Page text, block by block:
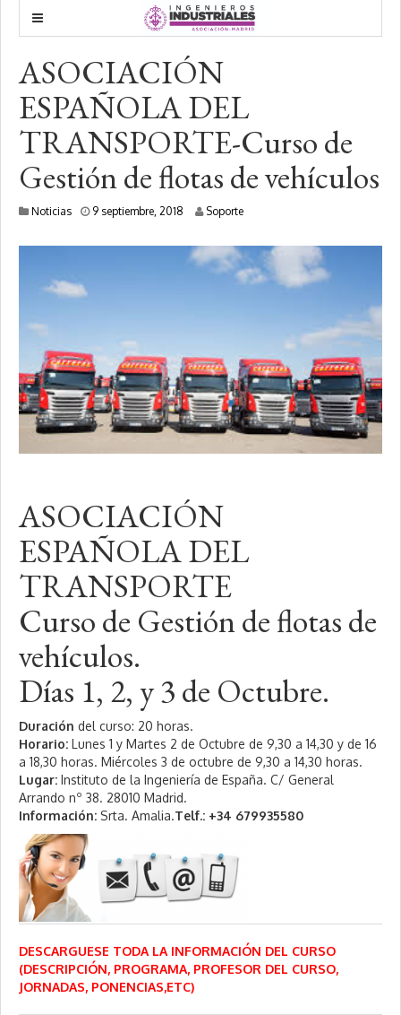
ASOCIACIÓN
ESPAÑOLA DEL
TRANSPORTE-Curso de
Gestión de flotas de vehículos
Noticias 9 septiembre, 2018
0
Soporte
ASOCIACIÓN
ESPAÑOLA DEL
TRANSPORTE
Curso de Gestión de flotas de
vehículos.
Días 1, 2, y 3 de Octubre.
Duración del curso: 20 horas.
Horario: Lunes 1 y Martes 2 de Octubre de 9,30 a 14,30 y de 16
a 18,30 horas. Miércoles 3 de octubre de 9,30 a 14,30 horas.
Lugar: Instituto de la Ingeniería de España. C/ General
Arrando nº 38. 28010 Madrid.
Información: Srta. Amalia.Telf.: +34 679935580
DESCARGUESE TODA LA INFORMACIÓN DEL CURSO
(DESCRIPCIÓN, PROGRAMA, PROFESOR DEL CURSO,
JORNADAS, PONENCIAS,ETC)